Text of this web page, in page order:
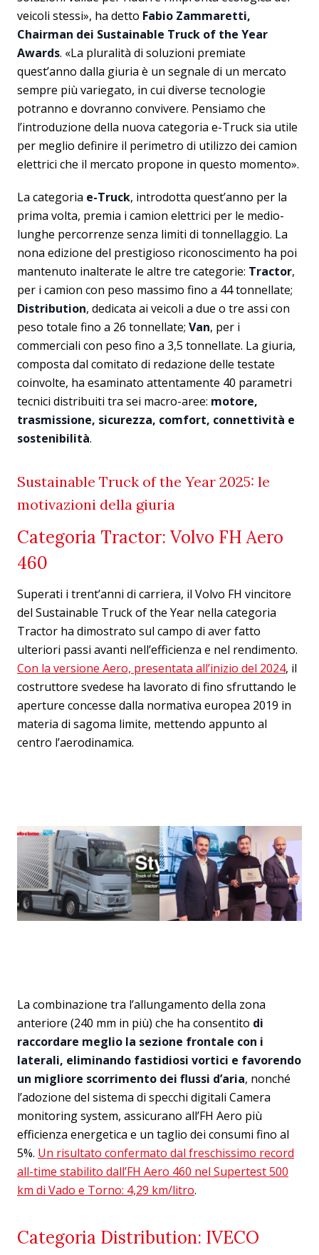
veicoli stessi», ha detto Fabio Zammaretti,
Chairman dei Sustainable Truck of the Year
Awards. «La pluralità di soluzioni premiate
quest’anno dalla giuria è un segnale di un mercato
sempre più variegato, in cui diverse tecnologie
potranno e dovranno convivere. Pensiamo che
l’introduzione della nuova categoria e-Truck sia utile
per meglio definire il perimetro di utilizzo dei camion
elettrici che il mercato propone in questo momento».
La categoria e-Truck, introdotta quest’anno per la
prima volta, premia i camion elettrici per le medio-
lunghe percorrenze senza limiti di tonnellaggio. La
nona edizione del prestigioso riconoscimento ha poi
mantenuto inalterate le altre tre categorie: Tractor,
per i camion con peso massimo fino a 44 tonnellate;
Distribution, dedicata ai veicoli a due o tre assi con
peso totale fino a 26 tonnellate; Van, per i
commerciali con peso fino a 3,5 tonnellate. La giuria,
composta dal comitato di redazione delle testate
coinvolte, ha esaminato attentamente 40 parametri
tecnici distribuiti tra sei macro-aree: motore,
trasmissione, sicurezza, comfort, connettività e
sostenibilità.
Sustainable Truck of the Year 2025: le
motivazioni della giuria
Categoria Tractor: Volvo FH Aero
460
Superati i trent’anni di carriera, il Volvo FH vincitore
del Sustainable Truck of the Year nella categoria
Tractor ha dimostrato sul campo di aver fatto
ulteriori passi avanti nell’efficienza e nel rendimento.
Con la versione Aero, presentata all’inizio del 2024, il
costruttore svedese ha lavorato di fino sfruttando le
aperture concesse dalla normativa europea 2019 in
materia di sagoma limite, mettendo appunto al
centro l’aerodinamica.
La combinazione tra l’allungamento della zona
anteriore (240 mm in più) che ha consentito di
raccordare meglio la sezione frontale con i
laterali, eliminando fastidiosi vortici e favorendo
un migliore scorrimento dei flussi d’aria, nonché
l’adozione del sistema di specchi digitali Camera
monitoring system, assicurano all’FH Aero più
efficienza energetica e un taglio dei consumi fino al
5%. Un risultato confermato dal freschissimo record
all-time stabilito dall’FH Aero 460 nel Supertest 500
km di Vado e Torno: 4,29 km/litro.
Categoria Distribution: IVECO